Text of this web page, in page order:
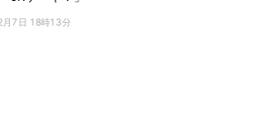
月7日 18時13分